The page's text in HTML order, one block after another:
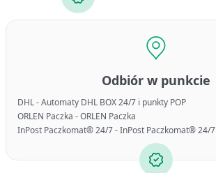
Odbiór w punkcie
DHL - Automaty DHL BOX 24/7 i punkty POP
ORLEN Paczka - ORLEN Paczka
InPost Paczkomat® 24/7 - InPost Paczkomat® 24/7